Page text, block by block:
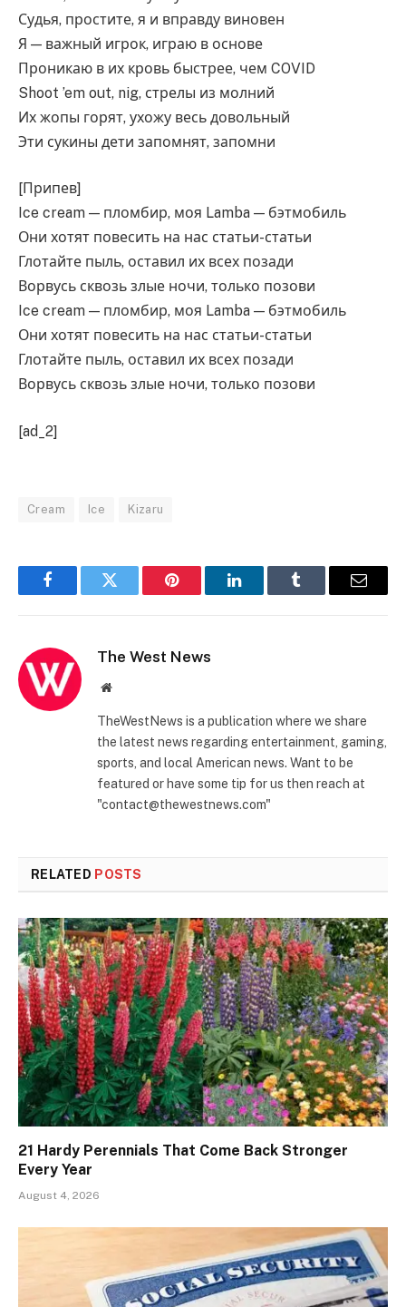
Судья, простите, я и вправду виновен
Я — важный игрок, играю в основе
Проникаю в их кровь быстрее, чем COVID
Shoot ’em out, nig, стрелы из молний
Их жопы горят, ухожу весь довольный
Эти сукины дети запомнят, запомни
[Припев]
Ice cream — пломбир, моя Lamba — бэтмобиль
Они хотят повесить на нас статьи-статьи
Глотайте пыль, оставил их всех позади
Ворвусь сквозь злые ночи, только позови
Ice cream — пломбир, моя Lamba — бэтмобиль
Они хотят повесить на нас статьи-статьи
Глотайте пыль, оставил их всех позади
Ворвусь сквозь злые ночи, только позови
[ad_2]
Cream Ice Kizaru
FacebookTwitter Pinterest LinkedInTumblr Email
The West News
Website
TheWestNews is a publication where we share
the latest news regarding entertainment, gaming,
sports, and local American news. Want to be
featured or have some tip for us then reach at
"contact@thewestnews.com"
RELATED POSTS
21 Hardy Perennials That Come Back Stronger
Every Year
August 4, 2026